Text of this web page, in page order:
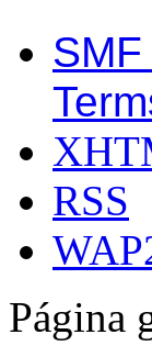
RSS
Página